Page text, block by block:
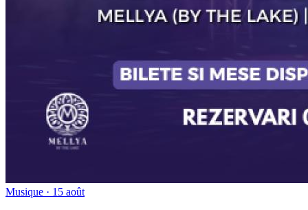
Musique · 15 août